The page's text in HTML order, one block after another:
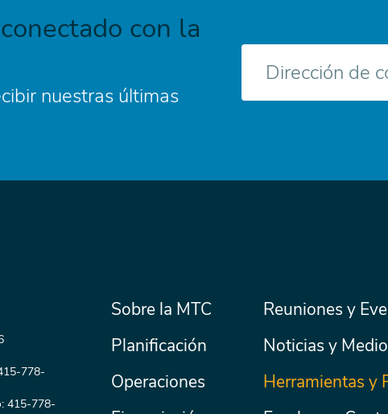
con la
nuestras últimas
electrónico
778-
415-778-
Menú
principal
Sobre la MTC
Planificación
Operaciones
Secondary
Reuniones y
Noticias y
Herramientas y